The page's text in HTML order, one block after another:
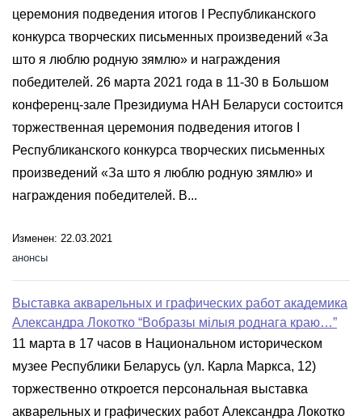
церемония подведения итогов І Республиканского
конкурса творческих письменных произведений «За
што я люблю родную зямлю» и награждения
победителей. 26 марта 2021 года в 11-30 в Большом
конференц-зале Президиума НАН Беларуси состоится
торжественная церемония подведения итогов І
Республиканского конкурса творческих письменных
произведений «За што я люблю родную зямлю» и
награждения победителей. В...
Изменен: 22.03.2021
анонсы
Выставка акварельных и графических работ академика
Александра Локотко “Вобразы мілыя роднага краю…”
11 марта в 17 часов в Национальном историческом
музее Республики Беларусь (ул. Карла Маркса, 12)
торжественно откроется персональная выставка
акварельных и графических работ Александра Локотко